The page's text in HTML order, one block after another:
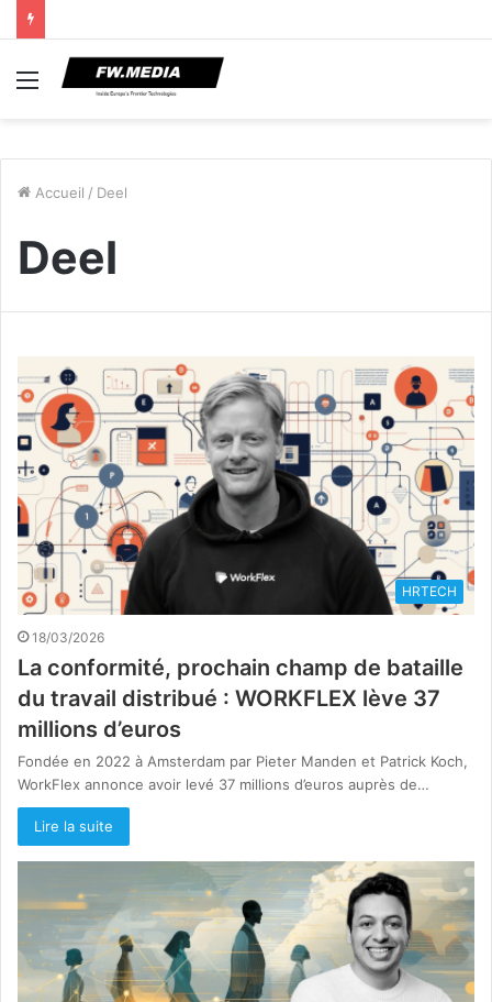
Menu
Accueil / Deel
Deel
HRTECH
18/03/2026
La conformité, prochain champ de bataille
du travail distribué : WORKFLEX lève 37
millions d’euros
Fondée en 2022 à Amsterdam par Pieter Manden et Patrick Koch,
WorkFlex annonce avoir levé 37 millions d’euros auprès de…
Lire la suite